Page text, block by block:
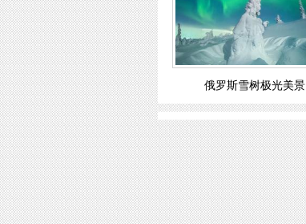
俄罗斯雪树极光美景